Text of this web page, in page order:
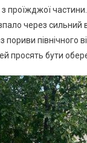
через сильний
північного
просять бути